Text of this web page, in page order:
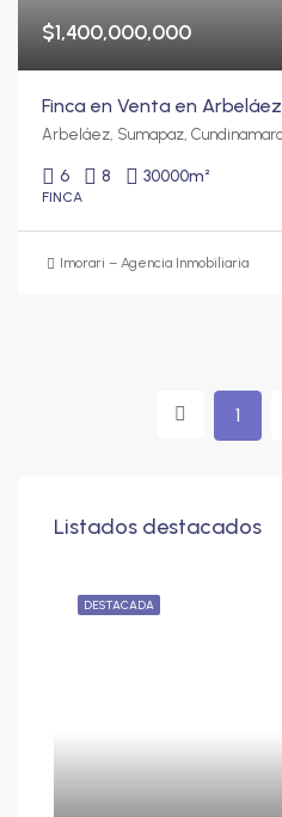
$1,400,000,000
Finca en Venta en Arbeláez
6 8 30000m²
FINCA
Imorari – Agencia Inmobiliaria
1
Listados destacados
DESTACADA